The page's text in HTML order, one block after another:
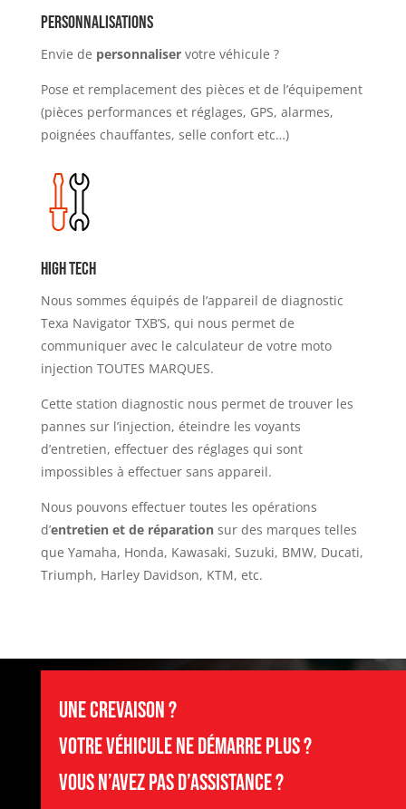
Personnalisations
Envie de personnaliser votre véhicule ?
Pose et remplacement des pièces et de l’équipement
(pièces performances et réglages, GPS, alarmes,
poignées chauffantes, selle confort etc…)
High tech
Nous sommes équipés de l’appareil de diagnostic
Texa Navigator TXB’S, qui nous permet de
communiquer avec le calculateur de votre moto
injection TOUTES MARQUES.
Cette station diagnostic nous permet de trouver les
pannes sur l’injection, éteindre les voyants
d’entretien, effectuer des réglages qui sont
impossibles à effectuer sans appareil.
Nous pouvons effectuer toutes les opérations
d’entretien et de réparationsur des marques telles
que Yamaha, Honda, Kawasaki, Suzuki, BMW, Ducati,
Triumph, Harley Davidson, KTM, etc.
Une crevaison ?
Votre véhicule ne démarre plus ?
Vous n’avez pas d’assistance ?